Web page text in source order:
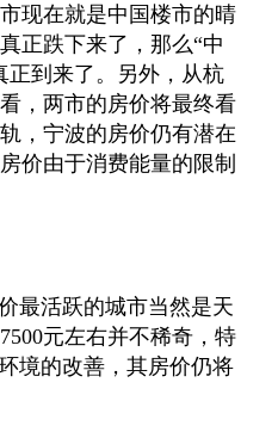
现在就是中国楼市的晴
正跌下来了，那么“中
正到来了。另外，从杭
，两市的房价将最终看
，宁波的房价仍有潜在
价由于消费能量的限制
最活跃的城市当然是天
元左右并不稀奇，特
境的改善，其房价仍将